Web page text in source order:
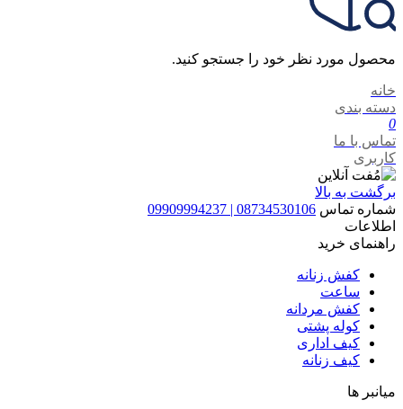
محصول مورد نظر خود را جستجو کنید.
خانه
دسته بندی
0
تماس با ما
کاربری
برگشت به بالا
شماره تماس 08734530106 | 09909994237
اطلاعات
راهنمای خرید
کفش زنانه
ساعت
کفش مردانه
کوله پشتی
کیف اداری
کیف زنانه
میانبر ها